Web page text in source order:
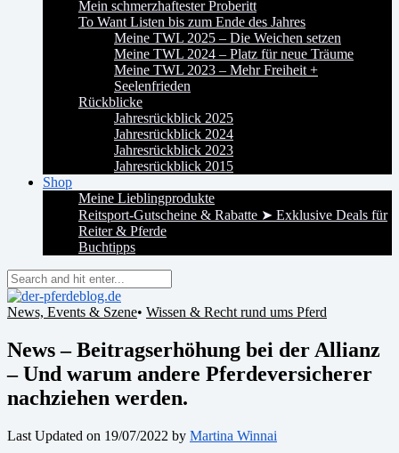
Mein schmerzhaftester Proberitt
To Want Listen bis zum Ende des Jahres
Meine TWL 2025 – Die Weichen setzen
Meine TWL 2024 – Platz für neue Träume
Meine TWL 2023 – Mehr Freiheit +
Seelenfrieden
Rückblicke
Jahresrückblick 2025
Jahresrückblick 2024
Jahresrückblick 2023
Jahresrückblick 2015
Shop
Meine Lieblingprodukte
Reitsport-Gutscheine & Rabatte ➤ Exklusive Deals für
Reiter & Pferde
Buchtipps
News, Events & Szene• Wissen & Recht rund ums Pferd
News – Beitragserhöhung bei der Allianz
– Und warum andere Pferdeversicherer
nachziehen werden.
Last Updated on 19/07/2022 by Martina Winnai